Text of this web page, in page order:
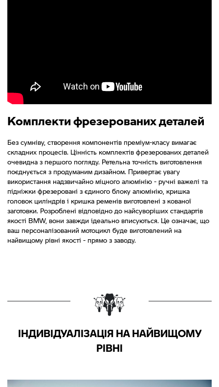
Комплекти фрезерованих деталей
Без сумніву, створення компонентів преміум-класу вимагає
складних процесів. Цінність комплектів фрезерованих деталей
очевидна з першого погляду. Ретельна точність виготовлення
поєднується з продуманим дизайном. Привертає увагу
використання надзвичайно міцного алюмінію - ручні важелі та
підніжки фрезеровані з єдиного блоку алюмінію, кришка
головок циліндрів і кришка ременів виготовлені з кованої
заготовки. Розроблені відповідно до найсуворіших стандартів
якості BMW, вони завжди ідеально вписуються. Це означає, що
ваш персоналізований мотоцикл буде виготовлений на
найвищому рівні якості - прямо з заводу.
ІНДИВІДУАЛІЗАЦІЯ НА НАЙВИЩОМУ
РІВНІ